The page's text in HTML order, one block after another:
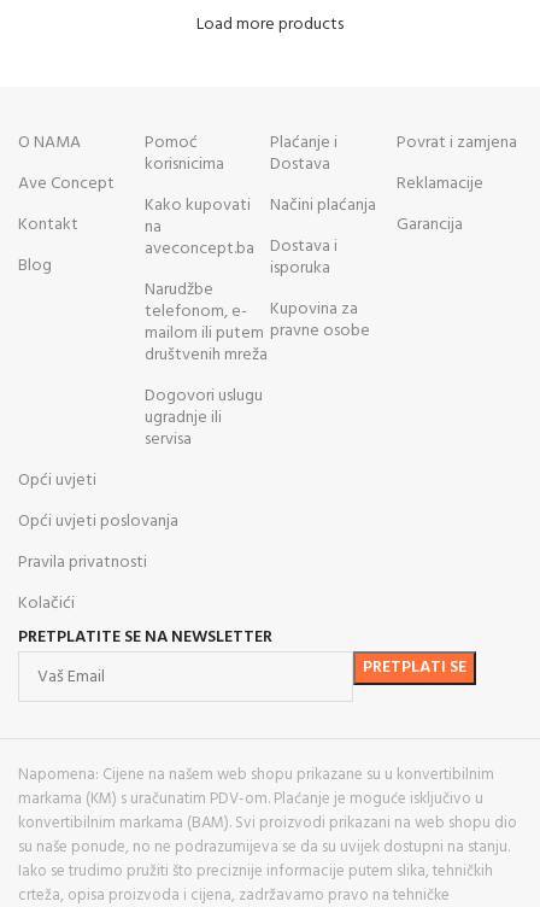
Load more products
O NAMA
Ave Concept
Kontakt
Blog
Pomoć
korisnicima
Kako kupovati
na
aveconcept.ba
Narudžbe
telefonom, e-
mailom ili putem
društvenih mreža
Dogovori uslugu
ugradnje ili
servisa
Plaćanje i
Dostava
Načini plaćanja
Dostava i
isporuka
Kupovina za
pravne osobe
Povrat i zamjena
Reklamacije
Garancija
Opći uvjeti
Opći uvjeti poslovanja
Pravila privatnosti
Kolačići
PRETPLATITE SE NA NEWSLETTER
Napomena: Cijene na našem web shopu prikazane su u konvertibilnim
markama (KM) s uračunatim PDV-om. Plaćanje je moguće isključivo u
konvertibilnim markama (BAM). Svi proizvodi prikazani na web shopu dio
su naše ponude, no ne podrazumijeva se da su uvijek dostupni na stanju.
Iako se trudimo pružiti što preciznije informacije putem slika, tehničkih
crteža, opisa proizvoda i cijena, zadržavamo pravo na tehničke